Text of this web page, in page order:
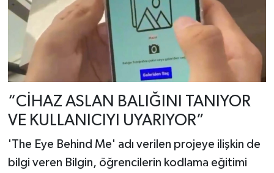
“CİHAZ ASLAN BALIĞINI TANIYOR
VE KULLANICIYI UYARIYOR”
'The Eye Behind Me' adı verilen projeye ilişkin de
bilgi veren Bilgin, öğrencilerin kodlama eğitimi